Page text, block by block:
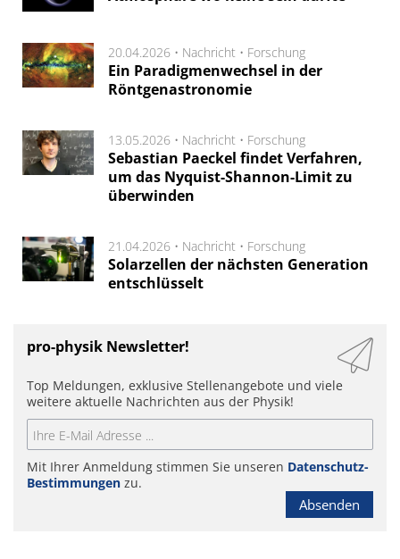
20.04.2026 • Nachricht • Forschung
Ein Paradigmenwechsel in der
Röntgenastronomie
13.05.2026 • Nachricht • Forschung
Sebastian Paeckel findet Verfahren,
um das Nyquist-Shannon-Limit zu
überwinden
21.04.2026 • Nachricht • Forschung
Solarzellen der nächsten Generation
entschlüsselt
pro-physik Newsletter!
Top Meldungen, exklusive Stellenangebote und viele
weitere aktuelle Nachrichten aus der Physik!
Mit Ihrer Anmeldung stimmen Sie unseren Datenschutz-
Bestimmungen zu.
Absenden